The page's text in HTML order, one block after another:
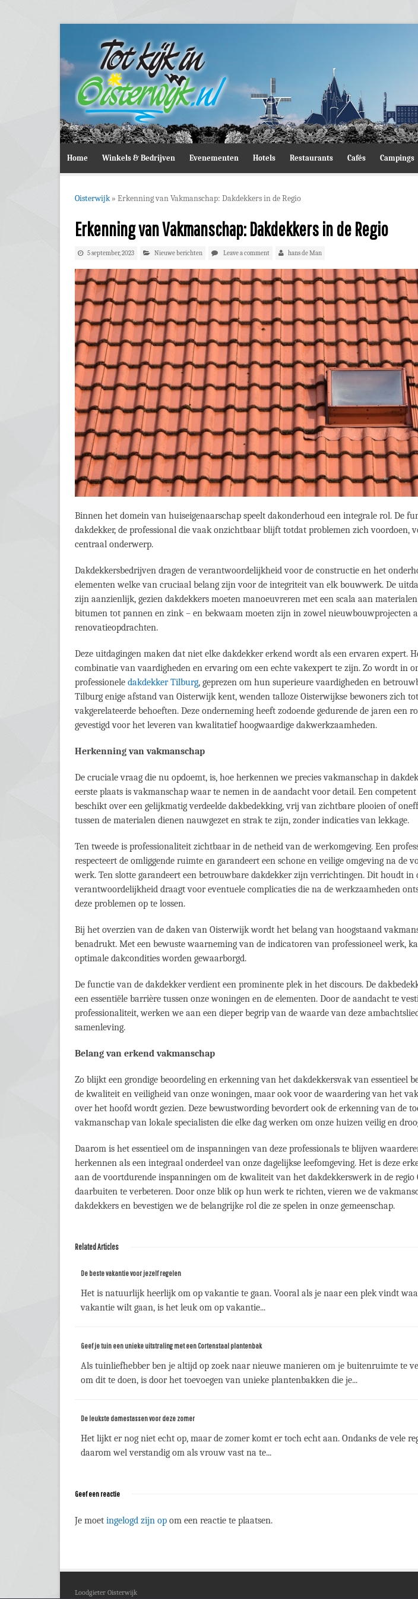
Home Winkels & Bedrijven Evenementen Hotels Restaurants Cafés Campings
Oisterwijk» Erkenning van Vakmanschap: Dakdekkers in de Regio
Erkenning van Vakmanschap: Dakdekkers in de Regio
5 september, 2023 Nieuwe berichten Leave a comment hans de Man
Binnen het domein van huiseigenaarschap speelt dakonderhoud een integrale rol. De
dakdekker, de professional die vaak onzichtbaar blijft totdat problemen zich voordoen,
centraal onderwerp.
Dakdekkersbedrijven dragen de verantwoordelijkheid voor de constructie en het
elementen welke van cruciaal belang zijn voor de integriteit van elk bouwwerk. De
zijn aanzienlijk, gezien dakdekkers moeten manoeuvreren met een scala aan
bitumen tot pannen en zink – en bekwaam moeten zijn in zowel nieuwbouwprojecten
renovatieopdrachten.
Deze uitdagingen maken dat niet elke dakdekker erkend wordt als een ervaren expert.
combinatie van vaardigheden en ervaring om een echte vakexpert te zijn. Zo wordt in
professionele dakdekker Tilburg, geprezen om hun superieure vaardigheden en
Tilburg enige afstand van Oisterwijk kent, wenden talloze Oisterwijkse bewoners zich
vakgerelateerde behoeften. Deze onderneming heeft zodoende gedurende de jaren een
gevestigd voor het leveren van kwalitatief hoogwaardige dakwerkzaamheden.
Herkenning van vakmanschap
De cruciale vraag die nu opdoemt, is, hoe herkennen we precies vakmanschap in
eerste plaats is vakmanschap waar te nemen in de aandacht voor detail. Een
beschikt over een gelijkmatig verdeelde dakbedekking, vrij van zichtbare plooien of
tussen de materialen dienen nauwgezet en strak te zijn, zonder indicaties van lekkage.
Ten tweede is professionaliteit zichtbaar in de netheid van de werkomgeving. Een
respecteert de omliggende ruimte en garandeert een schone en veilige omgeving na de
werk. Ten slotte garandeert een betrouwbare dakdekker zijn verrichtingen. Dit houdt in
verantwoordelijkheid draagt voor eventuele complicaties die na de werkzaamheden
deze problemen op te lossen.
Bij het overzien van de daken van Oisterwijk wordt het belang van hoogstaand
benadrukt. Met een bewuste waarneming van de indicatoren van professioneel werk,
optimale dakcondities worden gewaarborgd.
De functie van de dakdekker verdient een prominente plek in het discours. De
een essentiële barrière tussen onze woningen en de elementen. Door de aandacht te
professionaliteit, werken we aan een dieper begrip van de waarde van deze
samenleving.
Belang van erkend vakmanschap
Zo blijkt een grondige beoordeling en erkenning van het dakdekkersvak van essentieel
de kwaliteit en veiligheid van onze woningen, maar ook voor de waardering van het
over het hoofd wordt gezien. Deze bewustwording bevordert ook de erkenning van de
vakmanschap van lokale specialisten die elke dag werken om onze huizen veilig en
Daarom is het essentieel om de inspanningen van deze professionals te blijven
herkennen als een integraal onderdeel van onze dagelijkse leefomgeving. Het is deze
aan de voortdurende inspanningen om de kwaliteit van het dakdekkerswerk in de regio
daarbuiten te verbeteren. Door onze blik op hun werk te richten, vieren we de
dakdekkers en bevestigen we de belangrijke rol die ze spelen in onze gemeenschap.
Related Articles
De beste vakantie voor jezelf regelen
Het is natuurlijk heerlijk om op vakantie te gaan. Vooral als je naar een plek vindt
vakantie wilt gaan, is het leuk om op vakantie...
Geef je tuin een unieke uitstraling met een Cortenstaal plantenbak
Als tuinliefhebber ben je altijd op zoek naar nieuwe manieren om je buitenruimte te
om dit te doen, is door het toevoegen van unieke plantenbakken die je...
De leukste damestassen voor deze zomer
Het lijkt er nog niet echt op, maar de zomer komt er toch echt aan. Ondanks de vele
daarom wel verstandig om als vrouw vast na te...
Geef een reactie
Je moet ingelogd zijn opom een reactie te plaatsen.
Loodgieter Oisterwijk